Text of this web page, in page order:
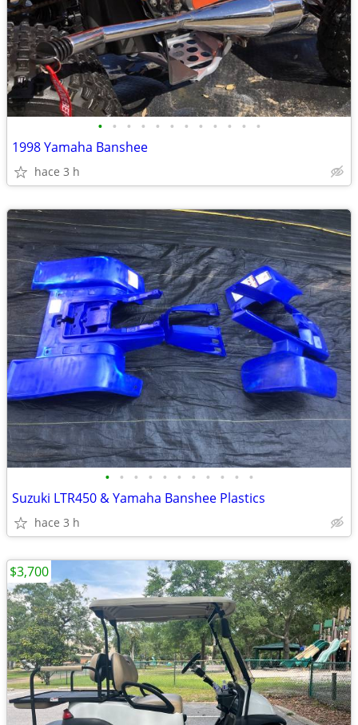
• • • • • • • • • • • •
1998 Yamaha Banshee
hace 3 h
• • • • • • • • • • •
Suzuki LTR450 & Yamaha Banshee Plastics
hace 3 h
$3,700